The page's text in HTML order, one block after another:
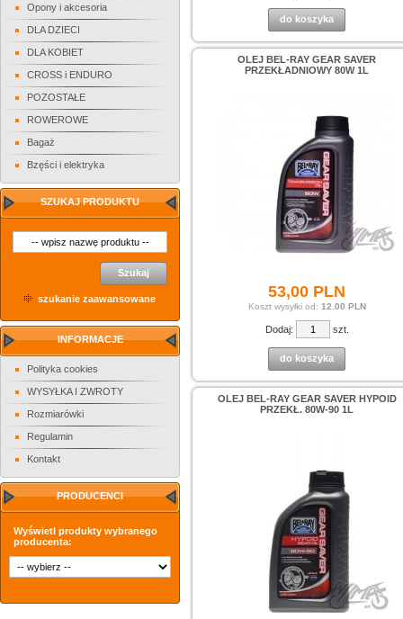
Opony i akcesoria
DLA DZIECI
DLA KOBIET
CROSS i ENDURO
POZOSTAŁE
ROWEROWE
Bagaż
Bzęści i elektryka
SZUKAJ PRODUKTU
Szukaj
szukanie zaawansowane
INFORMACJE
Polityka cookies
WYSYŁKA I ZWROTY
Rozmiarówki
Regulamin
Kontakt
PRODUCENCI
Wyświetl produkty wybranego
producenta:
do koszyka
OLEJ BEL-RAY GEAR SAVER
PRZEKŁADNIOWY 80W 1L
53,00 PLN
Koszt wysyłki od: 12.00 PLN
Dodaj: szt.
do koszyka
OLEJ BEL-RAY GEAR SAVER HYPOID
PRZEKŁ. 80W-90 1L